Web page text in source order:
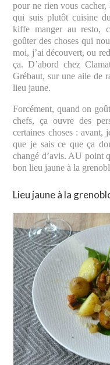
pour ne rien vous cacher,
qui suis plutôt cuisine
kiffe manger au resto,
goûter des choses qui
moi, j’ai découvert, ou
ça. D’abord chez
Grébaut, sur une aile de
lieu jaune.
Forcément, quand on
chefs, ça ouvre des
certaines choses : avant,
que je sais ce que ça
changé d’avis. AU point
bon lieu jaune à la
Lieu jaune à la